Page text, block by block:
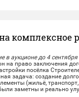
комплексное
в аукционе до 4 сентября
на право заключения
посёлка
задача: создание
(жильё, транспорт,
заметны и реально